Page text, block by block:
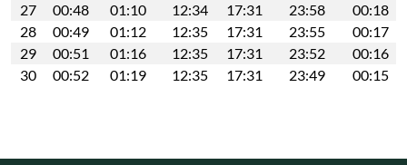
27
00:48 01:10 12:34 17:31 23:58
00:18
28
00:49 01:12 12:35 17:31 23:55
00:17
29
00:51 01:16 12:35 17:31 23:52
00:16
30
00:52 01:19 12:35 17:31 23:49 00:15